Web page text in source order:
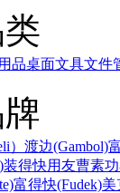
品桌面文具文件
） 渡边(Gambol)
装得快用友曹素功
富得快(Fudek)美